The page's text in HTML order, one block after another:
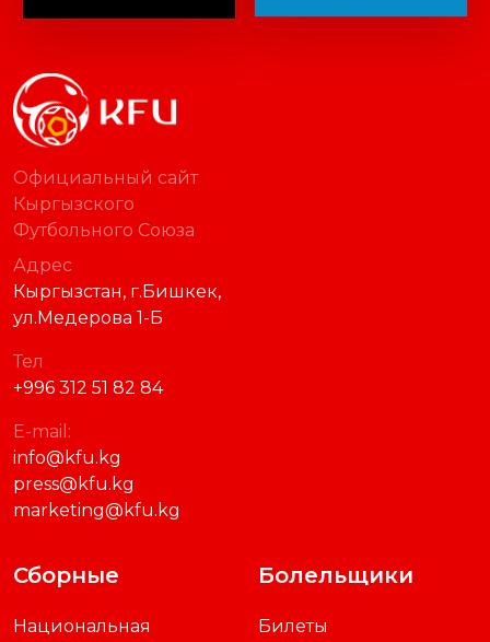
Официальный сайт
Кыргызского
Футбольного Союза
Адрес
Кыргызстан, г.Бишкек,
ул.Медерова 1-Б
Тел
+996 312 51 82 84
E-mail:
info@kfu.kg
press@kfu.kg
marketing@kfu.kg
Сборные
Национальная
Болельщики
Билеты